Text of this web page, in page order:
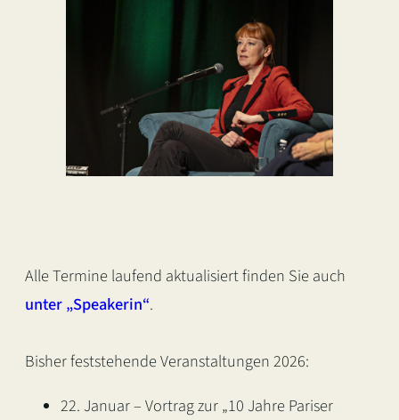
Alle Termine laufend aktualisiert finden Sie auch
unter „Speakerin“.
Bisher feststehende Veranstaltungen 2026:
22. Januar – Vortrag zur „10 Jahre Pariser